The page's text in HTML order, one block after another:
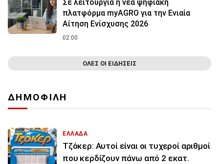
Σε λειτουργία η νέα ψηφιακή
πλατφόρμα myAGRO για την Ενιαία
Αίτηση Ενίσχυσης 2026
02:00
ΟΛΕΣ ΟΙ ΕΙΔΗΣΕΙΣ
ΔΗΜΟΦΙΛΗ
ΕΛΛΑΔΑ
Τζόκερ: Αυτοί είναι οι τυχεροί αριθμοί
που κερδίζουν πάνω από 2 εκατ.